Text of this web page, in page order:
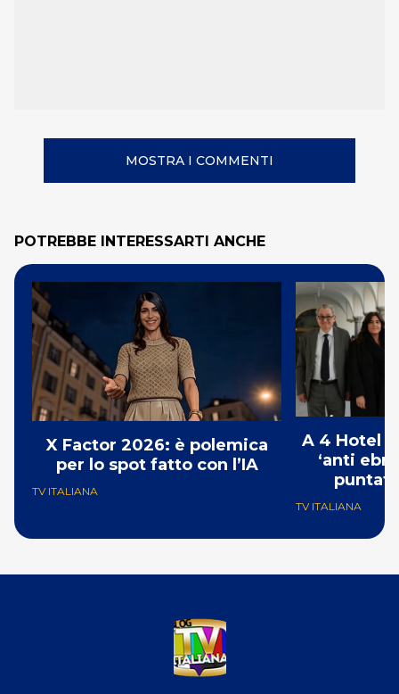
MOSTRA I COMMENTI
POTREBBE INTERESSARTI ANCHE
X Factor 2026: è polemica
per lo spot fatto con l’IA
TV ITALIANA
A 4 Hotel
‘anti
TV ITALIANA